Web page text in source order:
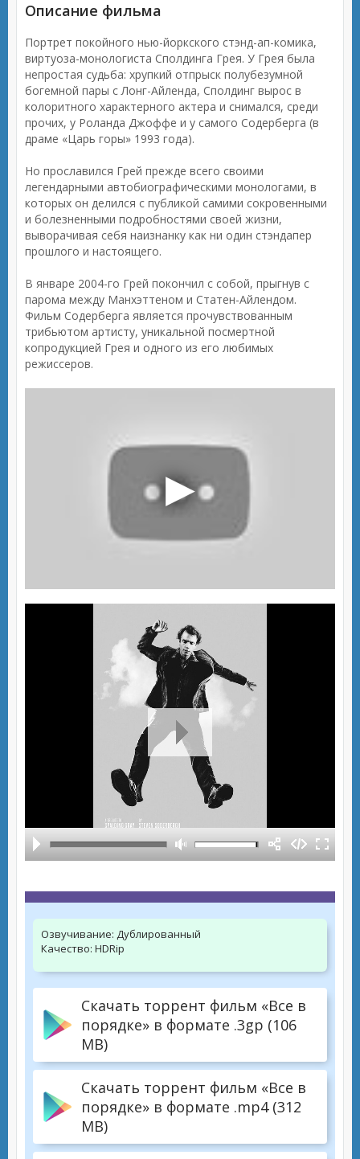
Описание фильма
Портрет покойного нью-йоркского стэнд-ап-комика,
виртуоза-монологиста Сполдинга Грея. У Грея была
непростая судьба: хрупкий отпрыск полубезумной
богемной пары с Лонг-Айленда, Сполдинг вырос в
колоритного характерного актера и снимался, среди
прочих, у Роланда Джоффе и у самого Содерберга (в
драме «Царь горы» 1993 года).
Но прославился Грей прежде всего своими
легендарными автобиографическими монологами, в
которых он делился с публикой самими сокровенными
и болезненными подробностями своей жизни,
выворачивая себя наизнанку как ни один стэндапер
прошлого и настоящего.
В январе 2004-го Грей покончил с собой, прыгнув с
парома между Манхэттеном и Статен-Айлендом.
Фильм Содерберга является прочувствованным
трибьютом артисту, уникальной посмертной
копродукцией Грея и одного из его любимых
режиссеров.
Озвучивание: Дублированный
Качество: HDRip
Скачать торрент фильм «Все в
порядке» в формате .3gp (106
MB)
Скачать торрент фильм «Все в
порядке» в формате .mp4 (312
MB)